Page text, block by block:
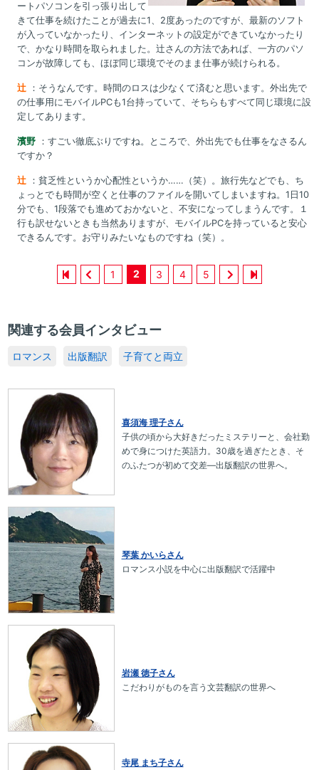
ートパソコンを引っ張り出して
きて仕事を続けたことが過去に1、2度あったのですが、最新のソフト
が入っていなかったり、インターネットの設定ができていなかったり
で、かなり時間を取られました。辻さんの方法であれば、一方のパソ
コンが故障しても、ほぼ同じ環境でそのまま仕事が続けられる。
辻：そうなんです。時間のロスは少なくて済むと思います。外出先で
の仕事用にモバイルPCも1台持っていて、そちらもすべて同じ環境に設
定してあります。
濱野：すごい徹底ぶりですね。ところで、外出先でも仕事をなさるん
ですか？
辻：貧乏性というか心配性というか……（笑）。旅行先などでも、ち
ょっとでも時間が空くと仕事のファイルを開いてしまいますね。1日10
分でも、1段落でも進めておかないと、不安になってしまうんです。１
行も訳せないときも当然ありますが、モバイルPCを持っていると安心
できるんです。お守りみたいなものですね（笑）。
1 2 3 4 5
関連する会員インタビュー
ロマンス 出版翻訳 子育てと両立
喜須海 理子さん
子供の頃から大好きだったミステリーと、会社勤
めで身につけた英語力。30歳を過ぎたとき、そ
のふたつが初めて交差―出版翻訳の世界へ。
琴葉 かいらさん
ロマンス小説を中心に出版翻訳で活躍中
岩瀬 徳子さん
こだわりがものを言う文芸翻訳の世界へ
寺尾 まち子さん